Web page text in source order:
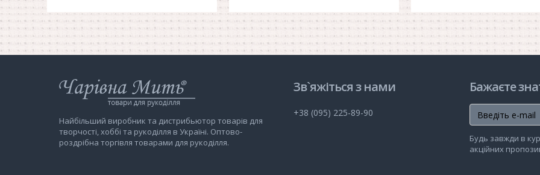
Інтернет-
магазин
Мить
Найбільший виробник та дистрибьютор товарів для
творчості, хоббі та рукоділля в Україні. Оптово-
роздрібна торгівля товарами для рукоділля.
Зв`яжіться з нами
+38 (095) 225-89-90
Бажаєте
Будь завжди в
акційних